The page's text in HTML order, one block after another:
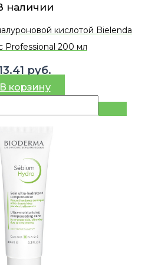
наличии
кислотой Bielenda
Professional 200 мл
руб.
В корзину